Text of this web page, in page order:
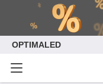
OPTIMALED